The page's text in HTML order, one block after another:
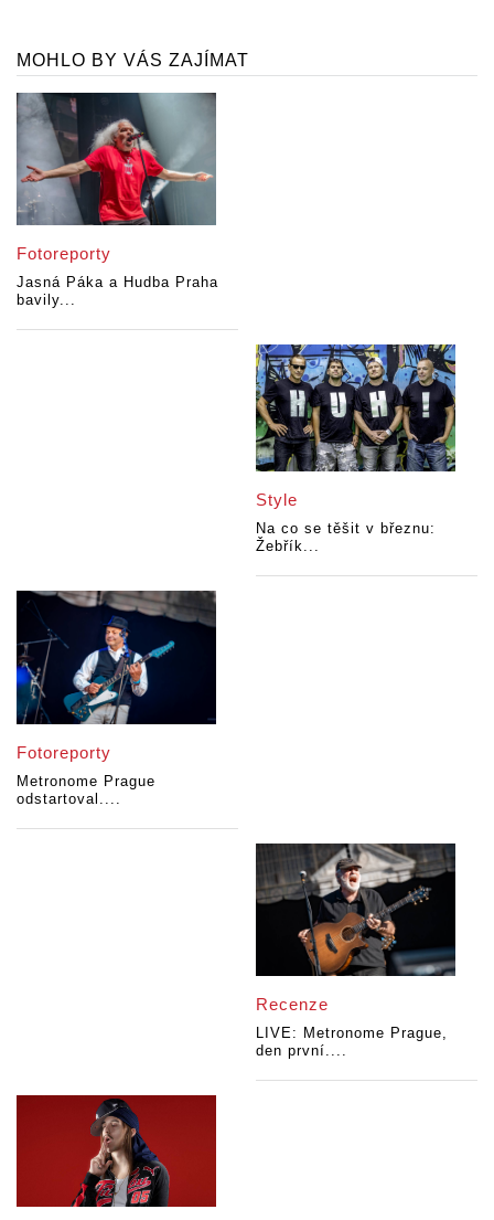
MOHLO BY VÁS ZAJÍMAT
Fotoreporty
Jasná Páka a Hudba Praha
bavily...
Style
Na co se těšit v březnu:
Žebřík...
Fotoreporty
Metronome Prague
odstartoval....
Recenze
LIVE: Metronome Prague,
den první....